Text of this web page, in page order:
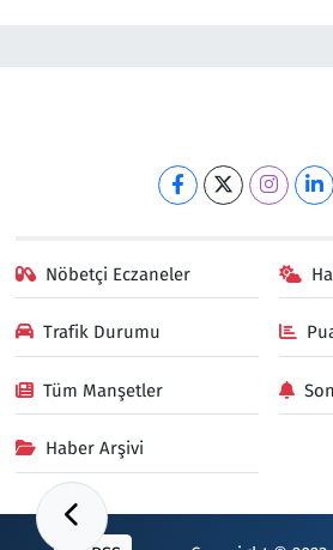
Nöbetçi Eczaneler
Trafik Durumu
Tüm Manşetler
Haber Arşivi